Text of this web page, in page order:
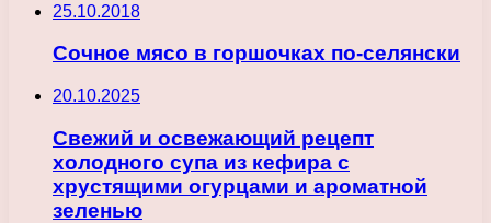
25.10.2018
Сочное мясо в горшочках по-селянски
20.10.2025
Свежий и освежающий рецепт
холодного супа из кефира с
хрустящими огурцами и ароматной
зеленью